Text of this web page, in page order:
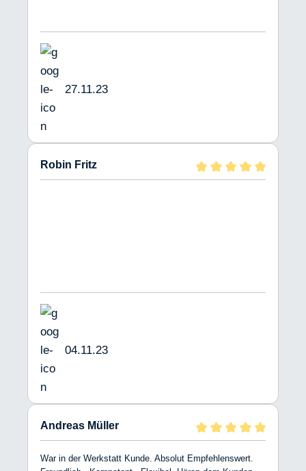
27.11.23
Robin Fritz
04.11.23
Andreas Müller
War in der Werkstatt Kunde. Absolut Empfehlenswert.